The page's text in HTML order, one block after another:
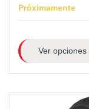
Próximamente
Ver opciones